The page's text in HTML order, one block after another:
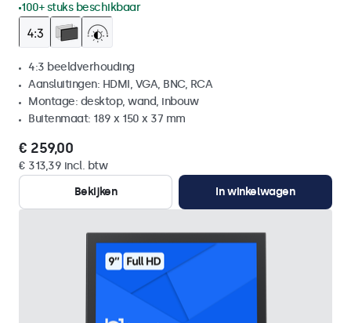
100+ stuks beschikbaar
4:3 beeldverhouding
Aansluitingen: HDMI, VGA, BNC, RCA
Montage: desktop, wand, inbouw
Buitenmaat: 189 x 150 x 37 mm
€ 259,00
€ 313,39 incl. btw
Bekijken
In winkelwagen